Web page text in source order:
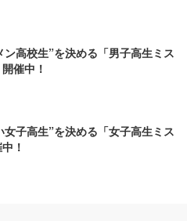
ン高校生”を決める「男子高生ミス
催中！
女子高生”を決める「女子高生ミス
！